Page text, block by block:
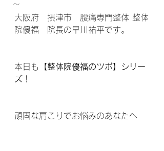
～
大阪府　摂津市　腰痛専門整体 整体
院優福　院長の早川祐平です。
本日も
【整体院優福のツボ】シリー
ズ！
頑固な肩こりでお悩みのあなたへ